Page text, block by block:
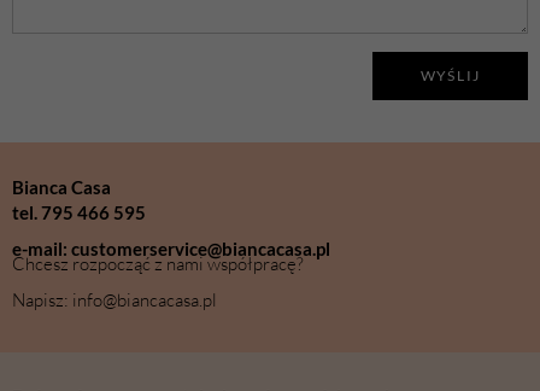
WYŚLIJ
Bianca Casa
tel. 795 466 595
e-mail: customerservice@biancacasa.pl
Chcesz rozpocząć z nami współpracę?
Napisz: info@biancacasa.pl